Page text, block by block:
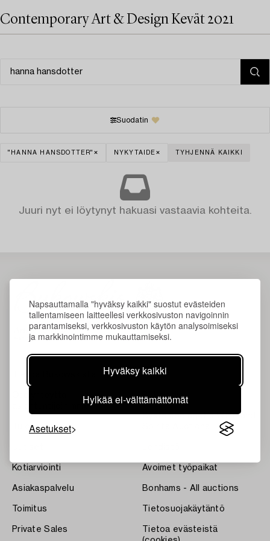
Napsauttamalla "hyväksy kaikki" suostut evästeiden
tallentamiseen laitteellesi verkkosivuston navigoinnin
parantamiseksi, verkkosivuston käytön analysoimiseksi
ja markkinointimme mukauttamiseksi.
Hyväksy kaikki
Hylkää ei-välttämättömät
Asetukset
Contemporary Art & Design Kevät 2021
Suodatin
"HANNA HANSDOTTER" NYKYTAIDE TYHJENNÄ KAIKKI
Juuri nyt ei löytynyt hakuasi vastaavia kohteita.
Tulokset
Kotiarviointi
Asiakaspalvelu
Toimitus
Private Sales
Ehdot
Bukipedia
Systembolaget's Wine and
Avoimet työpaikat
Bonhams - All auctions
Tietosuojakäytäntö
Tietoa evästeistä